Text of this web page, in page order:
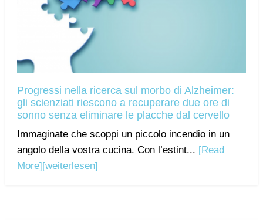
Progressi nella ricerca sul morbo di Alzheimer:
gli scienziati riescono a recuperare due ore di
sonno senza eliminare le placche dal cervello
Immaginate che scoppi un piccolo incendio in un
angolo della vostra cucina. Con l’estint... [Read
More] [weiterlesen]